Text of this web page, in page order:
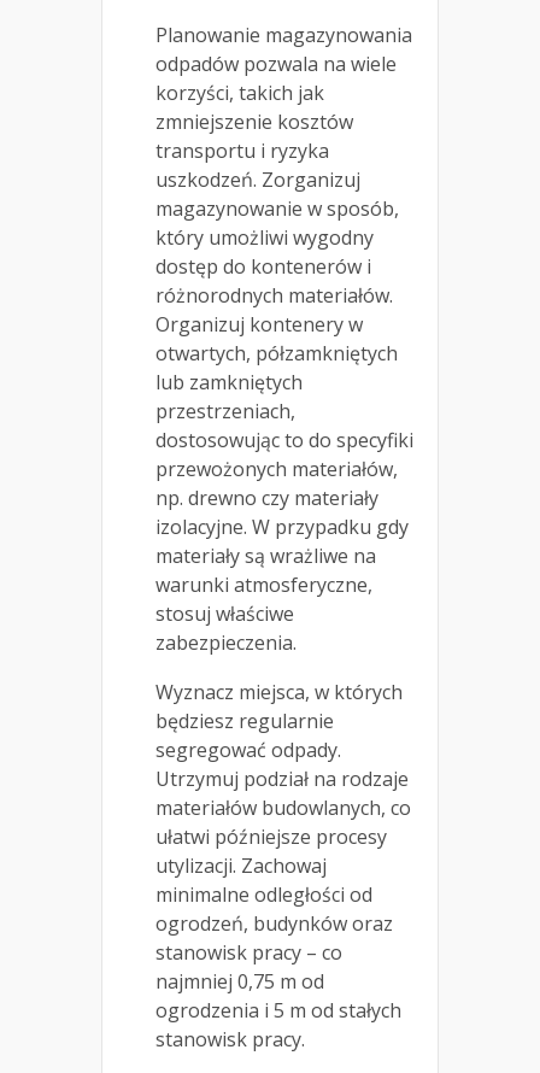
Planowanie magazynowania
odpadów pozwala na wiele
korzyści, takich jak
zmniejszenie kosztów
transportu i ryzyka
uszkodzeń. Zorganizuj
magazynowanie w sposób,
który umożliwi wygodny
dostęp do kontenerów i
różnorodnych materiałów.
Organizuj kontenery w
otwartych, półzamkniętych
lub zamkniętych
przestrzeniach,
dostosowując to do specyfiki
przewożonych materiałów,
np. drewno czy materiały
izolacyjne. W przypadku gdy
materiały są wrażliwe na
warunki atmosferyczne,
stosuj właściwe
zabezpieczenia.
Wyznacz miejsca, w których
będziesz regularnie
segregować odpady.
Utrzymuj podział na rodzaje
materiałów budowlanych, co
ułatwi późniejsze procesy
utylizacji. Zachowaj
minimalne odległości od
ogrodzeń, budynków oraz
stanowisk pracy – co
najmniej 0,75 m od
ogrodzenia i 5 m od stałych
stanowisk pracy.